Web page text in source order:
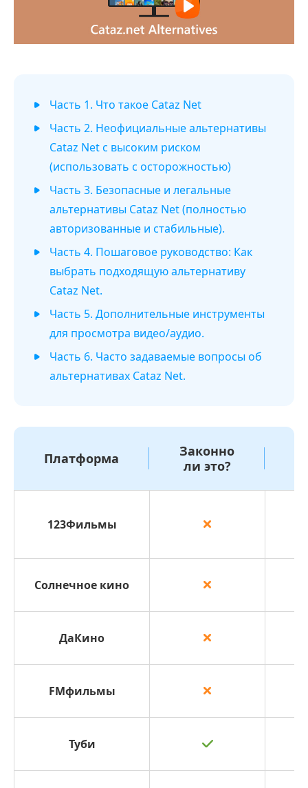
Часть 1. Что такое Cataz Net
Часть 2. Неофициальные альтернативы
Cataz Net с высоким риском
(использовать с осторожностью)
Часть 3. Безопасные и легальные
альтернативы Cataz Net (полностью
авторизованные и стабильные).
Часть 4. Пошаговое руководство: Как
выбрать подходящую альтернативу
Cataz Net.
Часть 5. Дополнительные инструменты
для просмотра видео/аудио.
Часть 6. Часто задаваемые вопросы об
альтернативах Cataz Net.
Платформа
Законно
ли это?
123Фильмы
Солнечное кино
ДаКино
FMфильмы
Туби